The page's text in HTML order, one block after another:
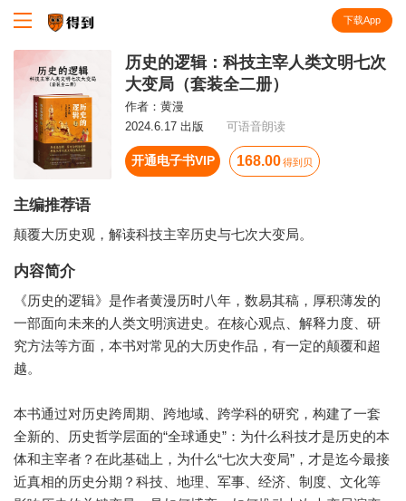
下载App
历史的逻辑：科技主宰人类文明七次
大变局（套装全二册）
作者： 黄漫
2024.6.17 出版
可语音朗读
开通电子书VIP 168.00 得到贝
主编推荐语
颠覆大历史观，解读科技主宰历史与七次大变局。
内容简介
《历史的逻辑》是作者黄漫历时八年，数易其稿，厚积薄发的
一部面向未来的人类文明演进史。在核心观点、解释力度、研
究方法等方面，本书对常见的大历史作品，有一定的颠覆和超
越。
本书通过对历史跨周期、跨地域、跨学科的研究，构建了一套
全新的、历史哲学层面的“全球通史”：为什么科技才是历史的本
体和主宰者？在此基础上，为什么“七次大变局”，才是迄今最接
近真相的历史分期？科技、地理、军事、经济、制度、文化等